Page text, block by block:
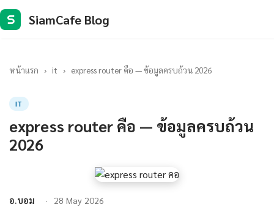
S SiamCafe Blog
หน้าแรก › it › express router คือ — ข้อมูลครบถ้วน 2026
IT
express router คือ — ข้อมูลครบถ้วน
2026
อ.บอม 28 May 2026